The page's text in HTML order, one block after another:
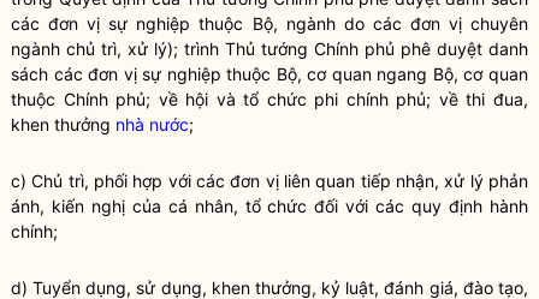
các đơn vị sự nghiệp thuộc Bộ, ngành do các đơn vị chuyên
ngành chủ trì, xử lý); trình Thủ tướng Chính phủ phê duyệt danh
sách các đơn vị sự nghiệp thuộc Bộ, cơ quan ngang Bộ, cơ quan
thuộc Chính phủ; về hội và tổ chức phi chính phủ; về thi đua,
khen thưởng nhà nước;
c) Chủ trì, phối hợp với các đơn vị liên quan tiếp nhận, xử lý phản
ánh, kiến nghị của cá nhân, tổ chức đối với các quy định hành
chính;
d) Tuyển dụng, sử dụng, khen thưởng, kỷ luật, đánh giá, đào tạo,